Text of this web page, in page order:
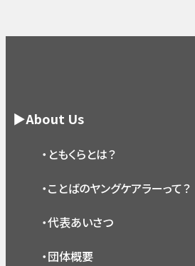
▶About Us
・ともくらとは？
・ことばのヤングケアラーって？
・代表あいさつ
・団体概要